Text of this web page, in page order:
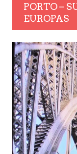
PORTO –
EUROPAS